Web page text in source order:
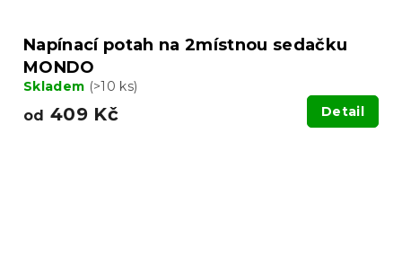
Napínací potah na 2místnou sedačku
MONDO
Skladem (>10 ks)
od 409 Kč Detail